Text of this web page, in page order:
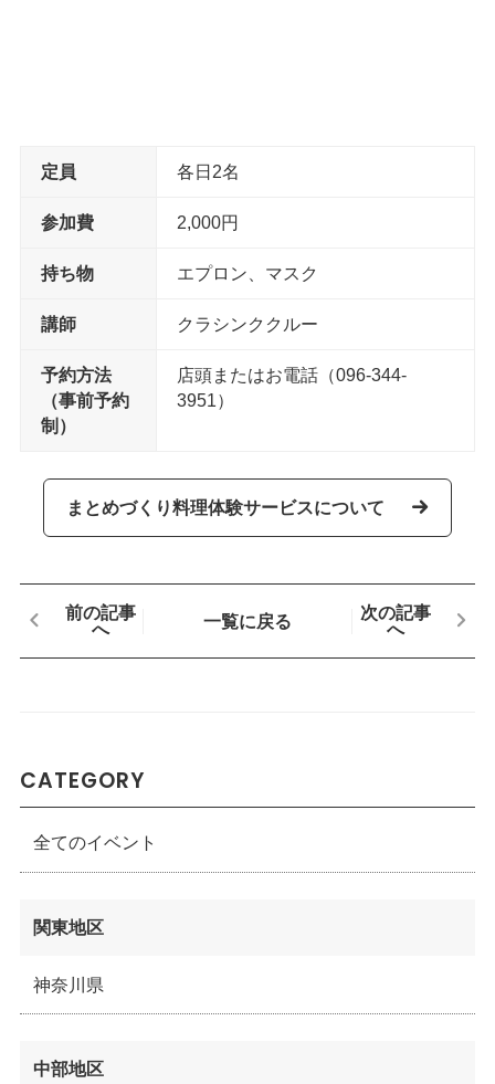
定員 各日2名
参加費 2,000円
持ち物 エプロン、マスク
講師 クラシンククルー
予約方法
（事前予約
制）
店頭またはお電話（096-344-
3951）
まとめづくり料理体験サービスについて
前の記事
へ
一覧に戻る
次の記事
へ
CATEGORY
全てのイベント
関東地区
神奈川県
中部地区